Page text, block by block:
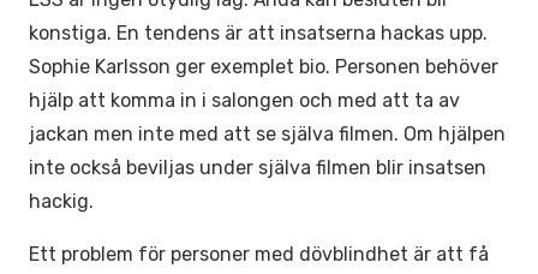
konstiga. En tendens är att insatserna hackas upp.
Sophie Karlsson ger exemplet bio. Personen behöver
hjälp att komma in i salongen och med att ta av
jackan men inte med att se själva filmen. Om hjälpen
inte också beviljas under själva filmen blir insatsen
hackig.
Ett problem för personer med dövblindhet är att få